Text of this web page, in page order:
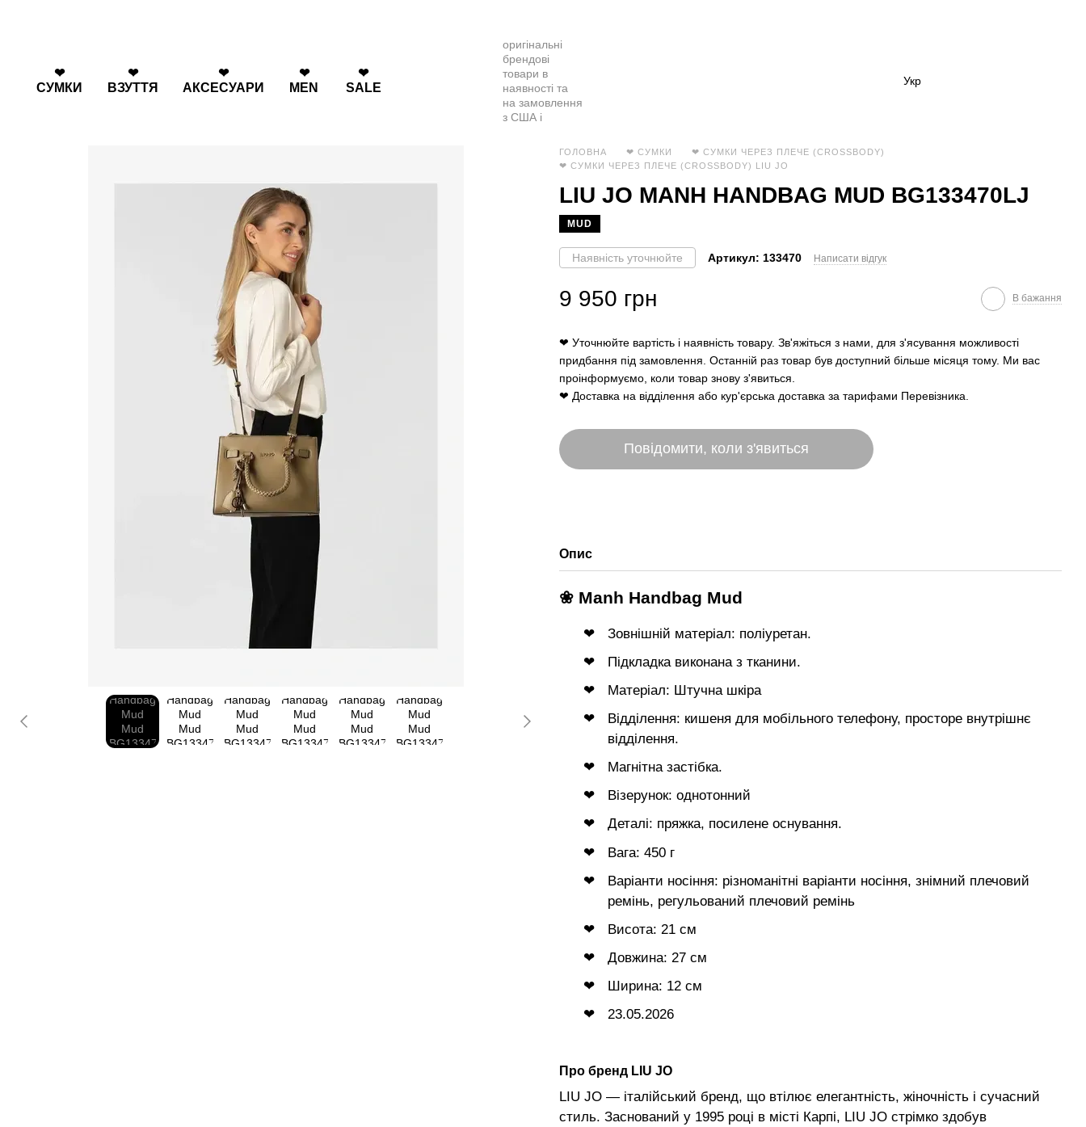
❤
СУМКИ
❤
ВЗУТТЯ
❤
АКСЕСУАРИ
❤
MEN
❤
SALE
Укр
ГОЛОВНА ❤ СУМКИ
❤ СУМКИ ЧЕРЕЗ ПЛЕЧЕ (CROSSBODY)
❤ СУМКИ ЧЕРЕЗ ПЛЕЧЕ (CROSSBODY) LIU JO
LIU JO MANH HANDBAG MUD BG133470LJ
MUD
Наявність уточнюйте Артикул: 133470 Написати відгук
9 950 грн В бажання
❤ Уточнюйте вартість і наявність товару. Зв'яжіться з нами, для з'ясування можливості
придбання під замовлення. Останній раз товар був доступний більше місяця тому. Ми вас
проінформуємо, коли товар знову з'явиться.
❤ Доставка на відділення або кур'єрська доставка за тарифами Перевізника.
Повідомити, коли з'явиться
Опис
❀ Manh Handbag Mud
Зовнішній матеріал: поліуретан.
Підкладка виконана з тканини.
Матеріал: Штучна шкіра
Відділення: кишеня для мобільного телефону, просторе внутрішнє
відділення.
Магнітна застібка.
Візерунок: однотонний
Деталі: пряжка, посилене оснування.
Вага: 450 г
Варіанти носіння: різноманітні варіанти носіння, знімний плечовий
ремінь, регульований плечовий ремінь
Висота: 21 см
Довжина: 27 см
Ширина: 12 см
23.05.2026
Про бренд LIU JO
LIU JO — італійський бренд, що втілює елегантність, жіночність і сучасний
стиль. Заснований у 1995 році в місті Карпі, LIU JO стрімко здобув